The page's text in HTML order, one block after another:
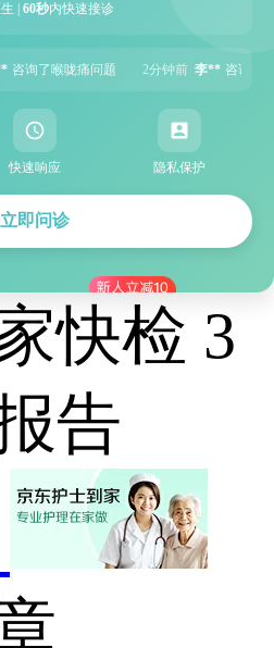
| 60秒内快速接诊
李** 咨询了湿疹问题 5分钟前 张** 咨询
快速响应 隐私保护
立即问诊
快检 3
告